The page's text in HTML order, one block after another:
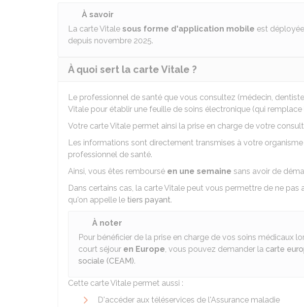
À savoir
La carte Vitale sous forme d'application mobile est déployée
depuis novembre 2025.
À quoi sert la carte Vitale ?
Le professionnel de santé que vous consultez (médecin,
Vitale pour établir une feuille de soins électronique (qui remplace
Votre carte Vitale permet ainsi la prise en charge de votre
Les informations sont directement transmises à votre
professionnel de santé.
Ainsi, vous êtes remboursé en une semaine sans avoir de
Dans certains cas, la carte Vitale peut vous permettre de ne pas
qu'on appelle le tiers payant.
À noter
Pour bénéficier de la prise en charge de vos soins médicaux
court séjour en Europe, vous pouvez demander la carte
sociale (CEAM).
Cette carte Vitale permet aussi :
D'accéder aux téléservices de l'Assurance maladie